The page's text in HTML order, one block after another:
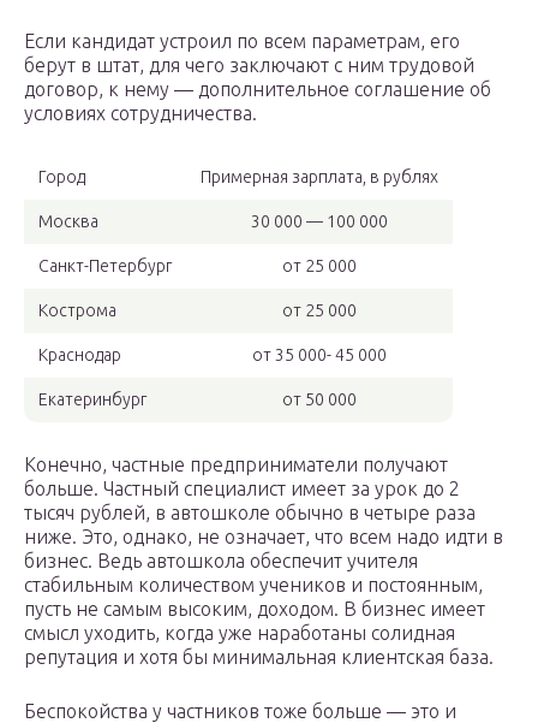
Если кандидат устроил по всем параметрам, его
берут в штат, для чего заключают с ним трудовой
договор, к нему — дополнительное соглашение об
условиях сотрудничества.
Город Примерная зарплата, в рублях
Москва 30 000 — 100 000
Санкт-Петербург от 25 000
Кострома от 25 000
Краснодар от 35 000- 45 000
Екатеринбург от 50 000
Конечно, частные предприниматели получают
больше. Частный специалист имеет за урок до 2
тысяч рублей, в автошколе обычно в четыре раза
ниже. Это, однако, не означает, что всем надо идти в
бизнес. Ведь автошкола обеспечит учителя
стабильным количеством учеников и постоянным,
пусть не самым высоким, доходом. В бизнес имеет
смысл уходить, когда уже наработаны солидная
репутация и хотя бы минимальная клиентская база.
Беспокойства у частников тоже больше — это и